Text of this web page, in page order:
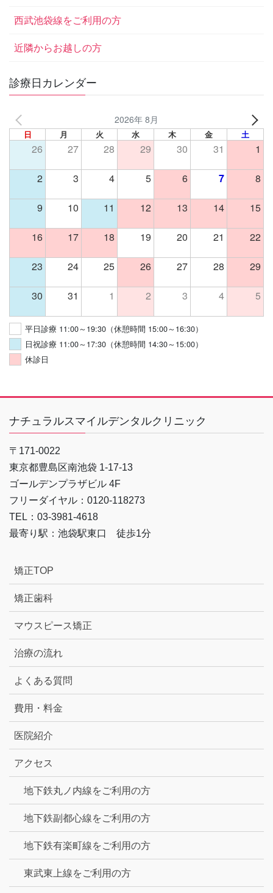
西武池袋線をご利用の方
近隣からお越しの方
診療日カレンダー
2026年 8月
日 月 火 水 木 金 土
26 27 28 29 30 31 1
2 3 4 5 6 7 8
9 10 11 12 13 14 15
16 17 18 19 20 21 22
23 24 25 26 27 28 29
30 31 1 2 3 4 5
平日診療 11:00～19:30（休憩時間 15:00～16:30）
日祝診療 11:00～17:30（休憩時間 14:30～15:00）
休診日
ナチュラルスマイルデンタルクリニック
〒171-0022
東京都豊島区南池袋 1-17-13
ゴールデンプラザビル 4F
フリーダイヤル：0120-118273
TEL：03-3981-4618
最寄り駅：池袋駅東口 徒歩1分
矯正TOP
矯正歯科
マウスピース矯正
治療の流れ
よくある質問
費用・料金
医院紹介
アクセス
地下鉄丸ノ内線をご利用の方
地下鉄副都心線をご利用の方
地下鉄有楽町線をご利用の方
東武東上線をご利用の方